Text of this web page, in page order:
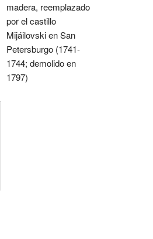
madera, reemplazado
por el castillo
Mijáilovski en San
Petersburgo (1741-
1744; demolido en
1797)